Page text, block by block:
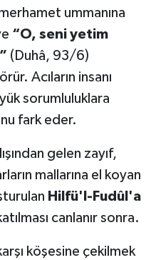
ummanına
“O, seni yetim
(Duhâ, 93/6)
Acıların insanı
sorumluluklara
fark eder.
gelen zayıf,
mallarına el koyan
Hilfü'l-Fudûl'a
canlanır sonra.
köşesine çekilmek